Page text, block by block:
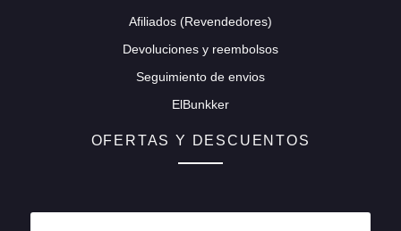
Afiliados (Revendedores)
Devoluciones y reembolsos
Seguimiento de envios
ElBunkker
OFERTAS Y DESCUENTOS